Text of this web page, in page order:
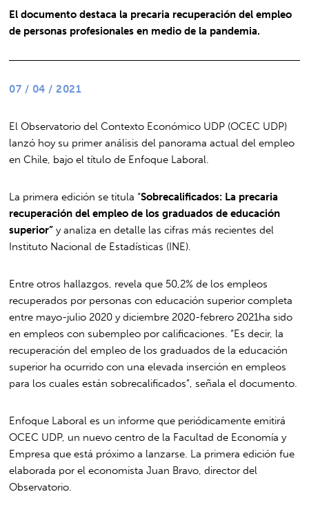
El documento destaca la precaria recuperación del empleo
de personas profesionales en medio de la pandemia.
07 / 04 / 2021
El Observatorio del Contexto Económico UDP (OCEC UDP)
lanzó hoy su primer análisis del panorama actual del empleo
en Chile, bajo el título de Enfoque Laboral.
La primera edición se titula “Sobrecalificados: La precaria
recuperación del empleo de los graduados de educación
superior”y analiza en detalle las cifras más recientes del
Instituto Nacional de Estadísticas (INE).
Entre otros hallazgos, revela que 50,2% de los empleos
recuperados por personas con educación superior completa
entre mayo-julio 2020 y diciembre 2020-febrero 2021ha sido
en empleos con subempleo por calificaciones. “Es decir, la
recuperación del empleo de los graduados de la educación
superior ha ocurrido con una elevada inserción en empleos
para los cuales están sobrecalificados”, señala el documento.
Enfoque Laboral es un informe que periódicamente emitirá
OCEC UDP, un nuevo centro de la Facultad de Economía y
Empresa que está próximo a lanzarse. La primera edición fue
elaborada por el economista Juan Bravo, director del
Observatorio.